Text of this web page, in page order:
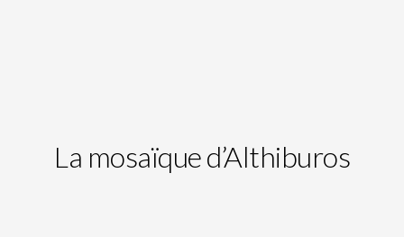
La mosaïque d’Althiburos